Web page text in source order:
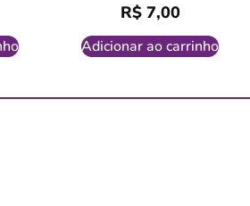
R$7,00
Adicionar ao carrinho